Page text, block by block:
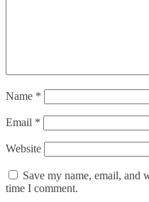
Name *
Email *
Website
Save my name, email, and
time I comment.